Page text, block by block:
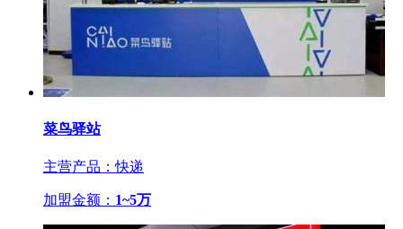
菜鸟驿站
主营产品：快递
加盟金额： 1~5万